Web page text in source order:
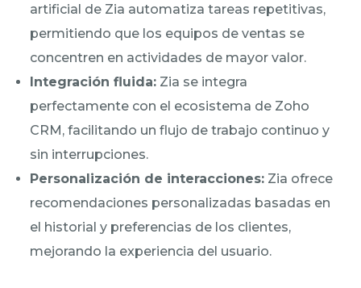
artificial de Zia automatiza tareas repetitivas,
permitiendo que los equipos de ventas se
concentren en actividades de mayor valor.
Integración fluida: Zia se integra
perfectamente con el ecosistema de Zoho
CRM, facilitando un flujo de trabajo continuo y
sin interrupciones.
Personalización de interacciones: Zia ofrece
recomendaciones personalizadas basadas en
el historial y preferencias de los clientes,
mejorando la experiencia del usuario.